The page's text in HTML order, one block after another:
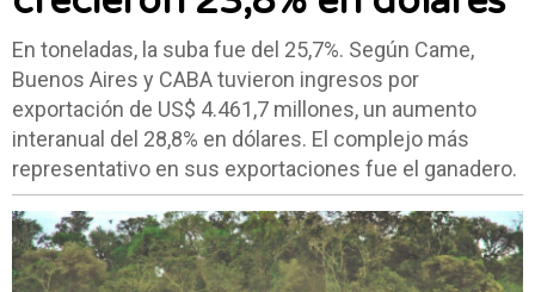
En toneladas, la suba fue del 25,7%. Según Came,
Buenos Aires y CABA tuvieron ingresos por
exportación de US$ 4.461,7 millones, un aumento
interanual del 28,8% en dólares. El complejo más
representativo en sus exportaciones fue el ganadero.